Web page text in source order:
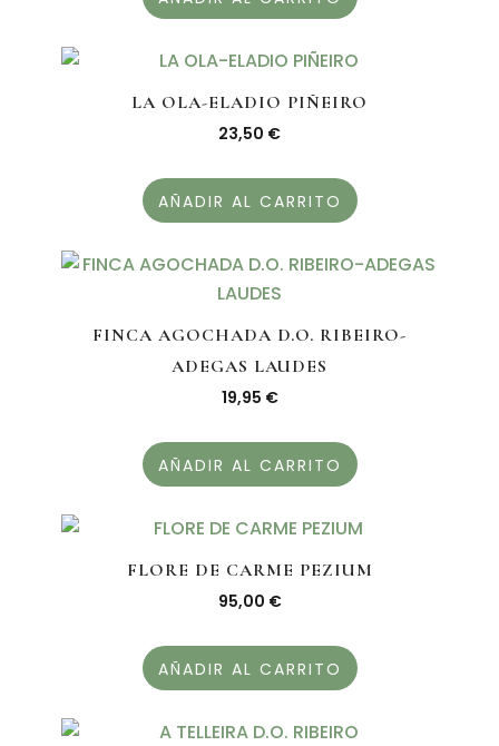
LA OLA-ELADIO PIÑEIRO
23,50 €
AÑADIR AL CARRITO
FINCA AGOCHADA D.O. RIBEIRO-
ADEGAS LAUDES
19,95 €
AÑADIR AL CARRITO
FLORE DE CARME PEZIUM
95,00 €
AÑADIR AL CARRITO